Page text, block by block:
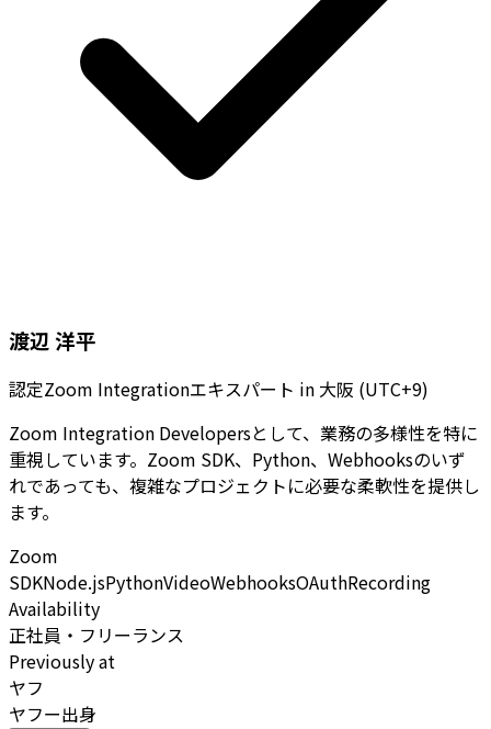
渡辺 洋平
認定Zoom Integrationエキスパート in 大阪 (UTC+9)
Zoom Integration Developersとして、業務の多様性を特に
重視しています。Zoom SDK、Python、Webhooksのいず
れであっても、複雑なプロジェクトに必要な柔軟性を提供し
ます。
Zoom
SDKNode.jsPythonVideoWebhooksOAuthRecording
Availability
正社員・フリーランス
Previously at
ヤフ
ヤフー出身